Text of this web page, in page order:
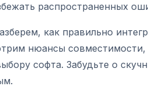
распространенных
как правильно
нюансы
софта. Забудьте о